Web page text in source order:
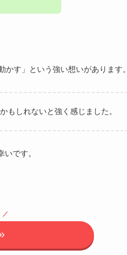
かす」という強い想いがあります。
もしれないと強く感じました。
いです。
／